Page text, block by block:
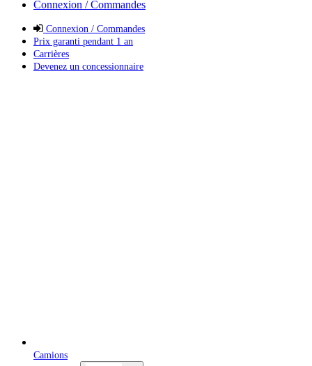
Connexion / Commandes
Connexion / Commandes
Prix garanti pendant 1 an
Carrières
Devenez un concessionnaire
Camions